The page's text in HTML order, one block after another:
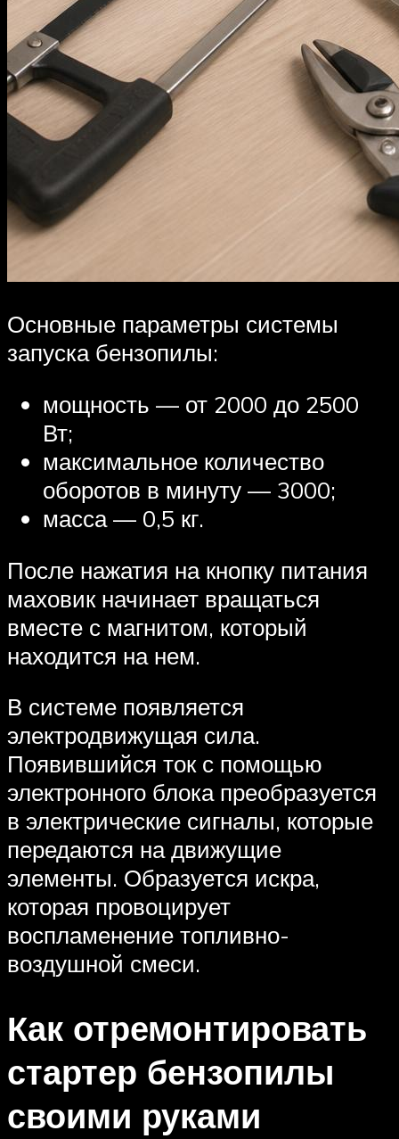
Основные параметры системы
запуска бензопилы:
мощность — от 2000 до 2500
Вт;
максимальное количество
оборотов в минуту — 3000;
масса — 0,5 кг.
После нажатия на кнопку питания
маховик начинает вращаться
вместе с магнитом, который
находится на нем.
В системе появляется
электродвижущая сила.
Появившийся ток с помощью
электронного блока преобразуется
в электрические сигналы, которые
передаются на движущие
элементы. Образуется искра,
которая провоцирует
воспламенение топливно-
воздушной смеси.
Как отремонтировать
стартер бензопилы
своими руками